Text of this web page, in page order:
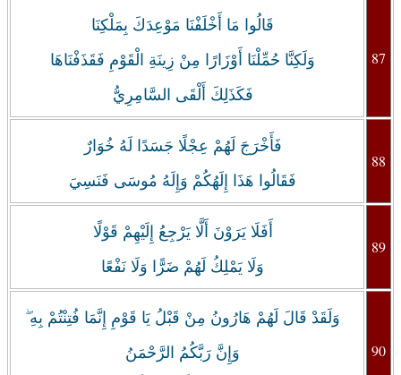
قَالُوا مَا أَخْلَفْنَا مَوْعِدَكَ بِمَلْكِنَا
وَلَكِنَّا حُمِّلْنَا أَوْزَارًا مِنْ زِينَةِ الْقَوْمِ فَقَذَفْنَاهَا
فَكَذَلِكَ أَلْقَى السَّامِرِيُّ
87
فَأَخْرَجَ لَهُمْ عِجْلًا جَسَدًا لَهُ خُوَارٌ
فَقَالُوا هَذَا إِلَهُكُمْ وَإِلَهُ مُوسَى فَنَسِيَ
88
أَفَلَا يَرَوْنَ أَلَّا يَرْجِعُ إِلَيْهِمْ قَوْلًا
وَلَا يَمْلِكُ لَهُمْ ضَرًّا وَلَا نَفْعًا
89
وَلَقَدْ قَالَ لَهُمْ هَارُونُ مِنْ قَبْلُ يَا قَوْمِ إِنَّمَا فُتِنْتُمْ بِهِ ۖ
وَإِنَّ رَبَّكُمُ الرَّحْمَنُ
90